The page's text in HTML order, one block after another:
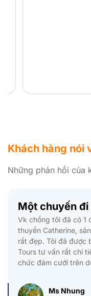
Khách hàng nói
Những phản hồi của
Giá quá rẻ
Giá Combo du lịch
trải nghiệm vượt mọi
nhân viên Sales hà
mỉ. Tôi rất hài lòng
chắn tôi sẽ tiếp tục
Anh Mr Bông